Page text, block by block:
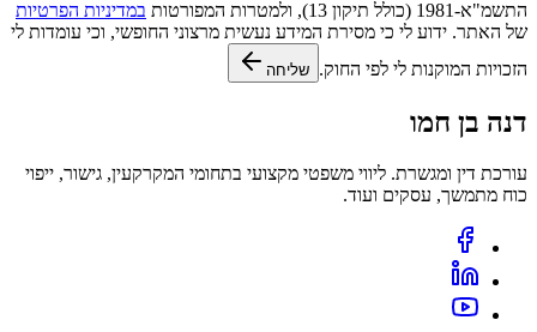
התשמ"א-1981 (כולל תיקון 13), ולמטרות המפורטות
במדיניות הפרטיות
של האתר. ידוע לי כי מסירת המידע נעשית מרצוני החופשי, וכי עומדות לי
הזכויות המוקנות לי לפי החוק. שליחה
דנה בן חמו
עורכת דין ומגשרת. ליווי משפטי מקצועי בתחומי המקרקעין, גישור, ייפוי
כוח מתמשך, עסקים ועוד.